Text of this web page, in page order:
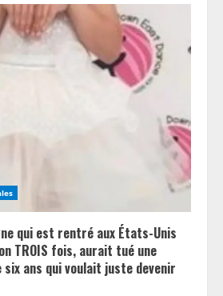
qui est rentré aux États-Unis
TROIS fois, aurait tué une
ans qui voulait juste devenir